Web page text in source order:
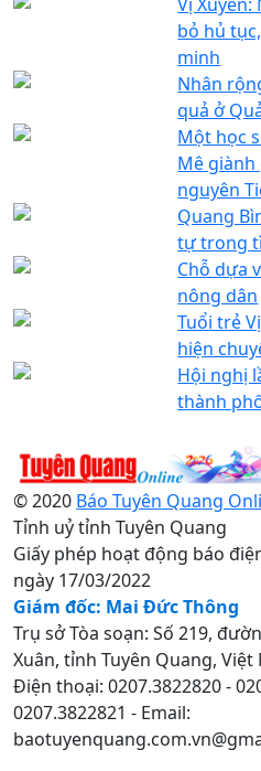
bỏ hủ
minh
Nhân
quả ở
Một học
Mê
nguyên
Quang
tự trong
Chỗ dựa
nông dân
Tuổi trẻ
hiện
Hội nghị
thành
© 2020 Báo Tuyên Quang
Tỉnh uỷ tỉnh Tuyên Quang
Giấy phép hoạt động báo
ngày 17/03/2022
Giám đốc: Mai Đức Thông
Trụ sở Tòa soạn: Số 219,
Xuân, tỉnh Tuyên Quang, Việt
Điện thoại: 0207.3822820 -
0207.3822821 - Email: